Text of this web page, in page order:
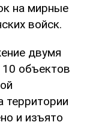
на мирные
войск.
двумя
объектов
территории
и изъято